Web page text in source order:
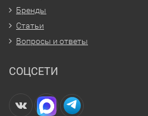
Бренды
Статьи
Вопросы и ответы
СОЦСЕТИ